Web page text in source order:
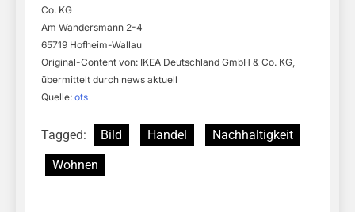
Co. KG
Am Wandersmann 2-4
65719 Hofheim-Wallau
Original-Content von: IKEA Deutschland GmbH & Co. KG,
übermittelt durch news aktuell
Quelle: ots
Tagged: Bild Handel
Nachhaltigkeit
Wohnen